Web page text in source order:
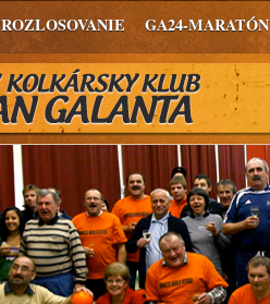
ROZLOSOVANIE GA24-MARATÓN